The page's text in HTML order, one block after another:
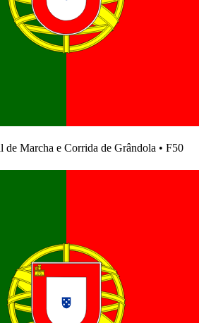
de Marcha e Corrida de Grândola • F50